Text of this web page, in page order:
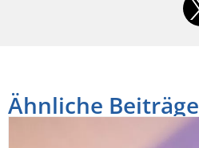
Ähnliche Beiträge